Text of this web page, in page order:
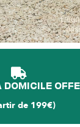
de 199€)